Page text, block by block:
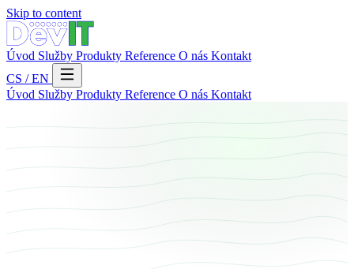
Skip to content
Úvod Služby Produkty Reference O nás Kontakt
CS / EN
Úvod Služby Produkty Reference O nás Kontakt